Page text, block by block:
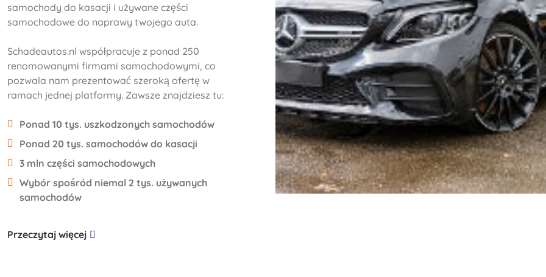
samochody do kasacji i używane części
samochodowe do naprawy twojego auta.
Schadeautos.nl współpracuje z ponad 250
renomowanymi firmami samochodowymi, co
pozwala nam prezentować szeroką ofertę w
ramach jednej platformy. Zawsze znajdziesz tu:
Ponad 10 tys. uszkodzonych samochodów
Ponad 20 tys. samochodów do kasacji
3 mln części samochodowych
Wybór spośród niemal 2 tys. używanych
samochodów
Przeczytaj więcej